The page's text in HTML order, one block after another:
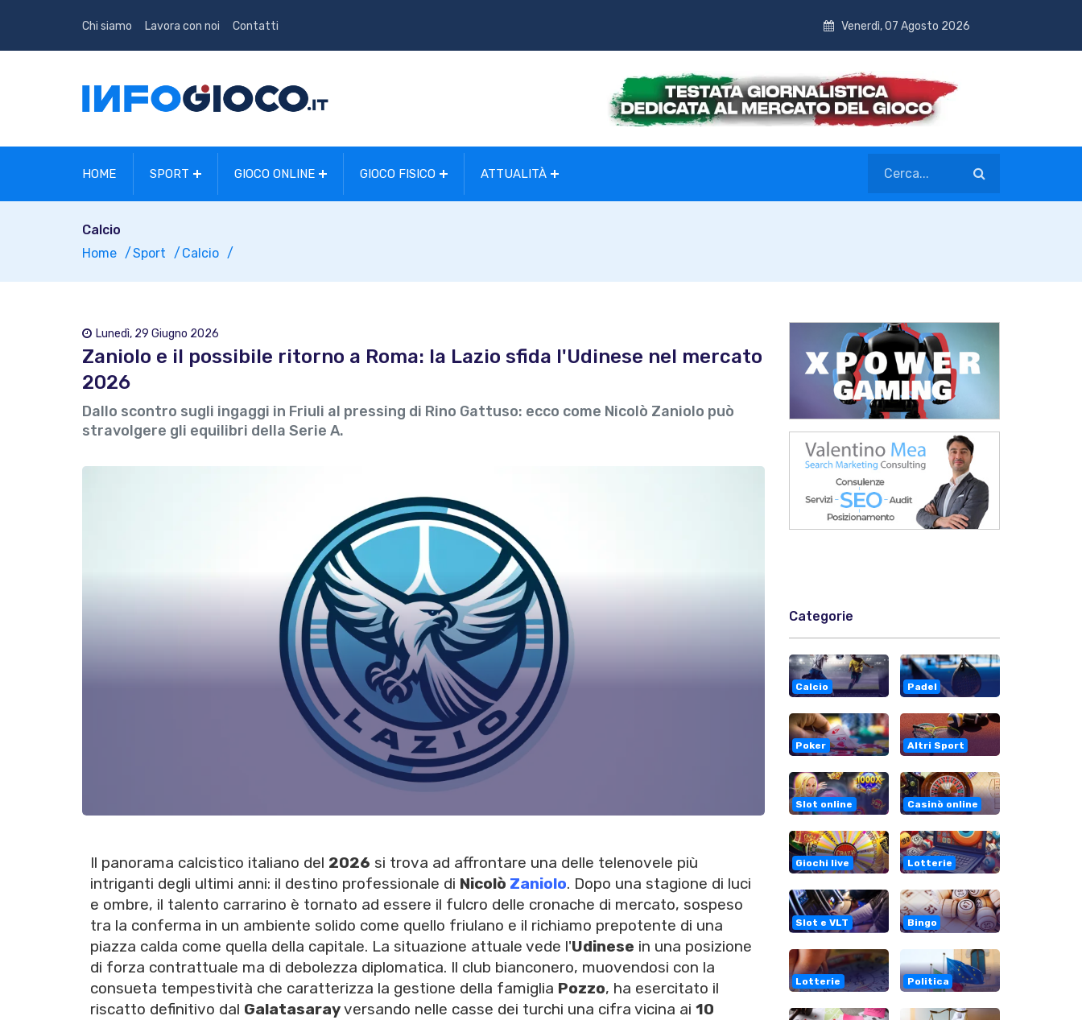
Chi siamo Lavora con noi Contatti Venerdì, 07 Agosto 2026
HOME SPORT GIOCO ONLINE GIOCO FISICO ATTUALITÀ
Calcio
Home
Sport Calcio
Lunedì, 29 Giugno 2026
Zaniolo e il possibile ritorno a Roma: la Lazio sfida l'Udinese nel mercato
2026
Dallo scontro sugli ingaggi in Friuli al pressing di Rino Gattuso: ecco come Nicolò Zaniolo può
stravolgere gli equilibri della Serie A.
Il panorama calcistico italiano del 2026 si trova ad affrontare una delle telenovele più
intriganti degli ultimi anni: il destino professionale di Nicolò Zaniolo. Dopo una stagione di luci
e ombre, il talento carrarino è tornato ad essere il fulcro delle cronache di mercato, sospeso
tra la conferma in un ambiente solido come quello friulano e il richiamo prepotente di una
piazza calda come quella della capitale. La situazione attuale vede l'Udinese in una posizione
di forza contrattuale ma di debolezza diplomatica. Il club bianconero, muovendosi con la
consueta tempestività che caratterizza la gestione della famiglia Pozzo, ha esercitato il
riscatto definitivo dal Galatasarayversando nelle casse dei turchi una cifra vicina ai 10
Categorie
Calcio Padel
Poker Altri Sport
Slot online Casinò online
Giochi live Lotterie
Slot e VLT Bingo
Lotterie Politica